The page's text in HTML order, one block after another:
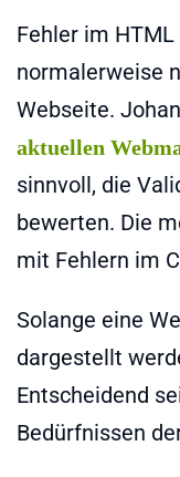
Fehler im
normalerweise
Webseite.
aktuellen
sinnvoll, die
bewerten. Die
mit Fehlern im
Solange eine
dargestellt
Entscheidend
Bedürfnissen